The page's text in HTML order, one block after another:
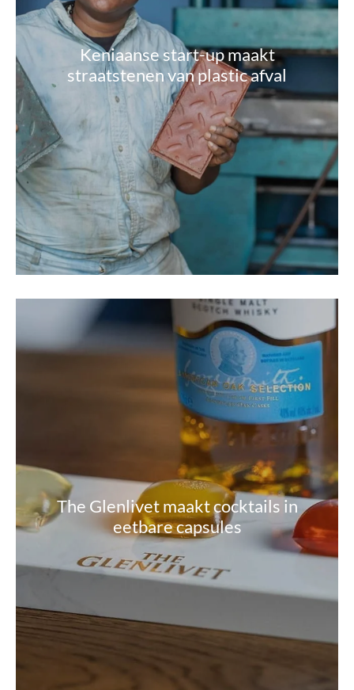
Keniaanse start-up maakt
straatstenen van plastic afval
The Glenlivet maakt cocktails in
eetbare capsules